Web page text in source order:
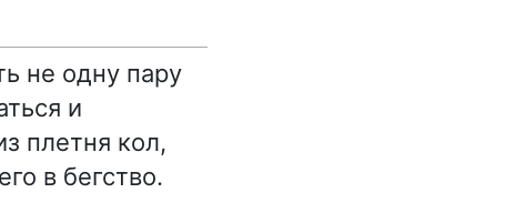
не одну пару
и
плетня кол,
в бегство.